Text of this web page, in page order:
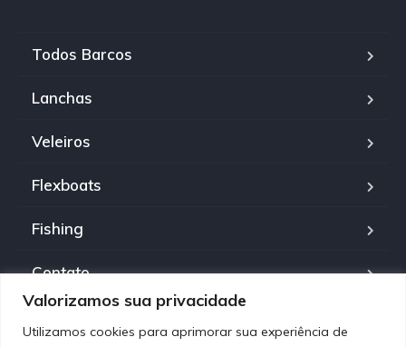
Valorizamos sua privacidade
Utilizamos cookies para aprimorar sua experiência de
Todos Barcos
Lanchas
Veleiros
Flexboats
Fishing
Contato
Política de Privacidade